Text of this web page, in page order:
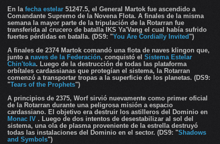
En la fecha estelar 51247.5, el General Martok fue ascendido a
Comandante Supremo de la Novena Flota. A finales de la misma
semana la mayor parte de la tripulación de la Rotarran fue
transferida al crucero de batalla IKS Ya'Vang el cual había sufrido
fuertes pérdidas en batalla. (DS9: "You Are Cordially Invited ")
A finales de 2374 Martok comandó una flota de naves klingon que,
junto a naves de la Federación, conquistó el Sistema Estelar
Chin'toka. Luego de la destrucción de todas las plataforma
orbítales cardassianas que protegían el sistema, la Rotarran
comenzó a transportar tropas a la superficie de los planetas. (DS9:
"Tears of the Prophets")
A principios de 2375, Worf sirvió nuevamente como primer oficial
de la Rotarran durante una peligrosa misión a espacio
cardassiano. El objetivo era destruir los astilleros del Dominio en
Monac IV . Luego de dos intentos de desestabilizar al sol del
sistema, una ola de plasma proveniente de la estrella destruyó
todas las instalaciones del Dominio en el sector. (DS9: "Shadows
and Symbols")